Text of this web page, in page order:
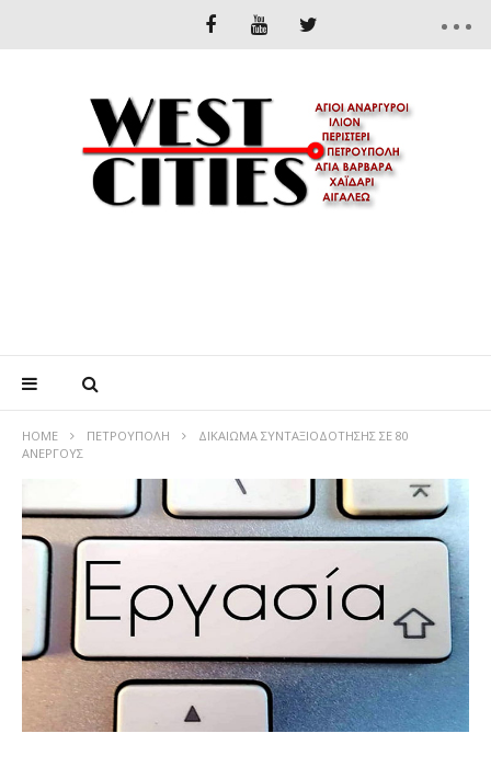
HOME ΠΕΤΡΟΎΠΟΛΗ
ΔΙΚΑΙΩΜΑ ΣΥΝΤΑΞΙΟΔΟΤΗΣΗΣ ΣΕ 80
ΑΝΕΡΓΟΥΣ